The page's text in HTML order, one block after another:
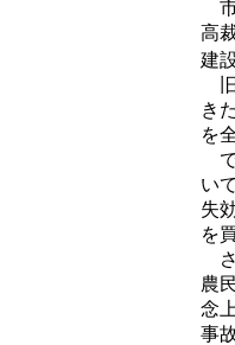
市
高
建
旧
き
を
で
い
失
を
さ
農
念
事